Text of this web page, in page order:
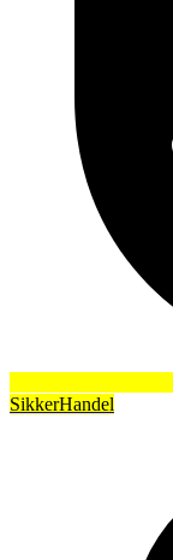
SikkerHandel